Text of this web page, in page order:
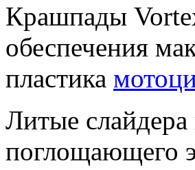
Крашпады
обеспечения
пластика
Литые слайдера
поглощающего